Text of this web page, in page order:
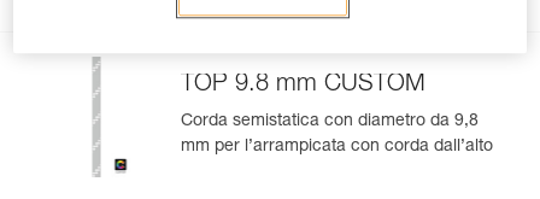
TOP 9.8 mm CUSTOM
Corda semistatica con diametro da 9,8
mm per l’arrampicata con corda dall’alto